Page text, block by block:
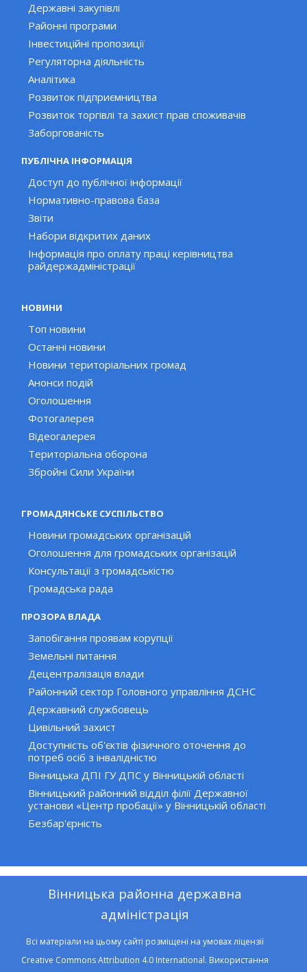
Державні закупівлі
Районні програми
Інвестиційні пропозиції
Регуляторна діяльність
Аналітика
Розвиток підприємництва
Розвиток торгівлі та захист прав споживачів
Заборгованість
ПУБЛІЧНА ІНФОРМАЦІЯ
Доступ до публічної інформації
Нормативно-правова база
Звіти
Набори відкритих даних
Інформація про оплату праці керівництва
райдержадміністрації
НОВИНИ
Топ новини
Останні новини
Новини територіальних громад
Анонси подій
Оголошення
Фотогалерея
Відеогалерея
Територіальна оборона
Збройні Сили України
ГРОМАДЯНСЬКЕ СУСПІЛЬСТВО
Новини громадських організацій
Оголошення для громадських організацій
Консультації з громадськістю
Громадська рада
ПРОЗОРА ВЛАДА
Запобігання проявам корупції
Земельні питання
Децентралізація влади
Районний сектор Головного управління ДСНС
Державний службовець
Цивільний захист
Доступність об'єктів фізичного оточення до
потреб осіб з інвалідністю
Вінницька ДПІ ГУ ДПС у Вінницькій області
Вінницький районний відділ філії Державної
установи «Центр пробації» у Вінницькій області
Безбар'єрність
Вінницька районна державна
адміністрація
Всі матеріали на цьому сайті розміщені на умовах ліцензії
Creative Commons Attribution 4.0 International. Використання